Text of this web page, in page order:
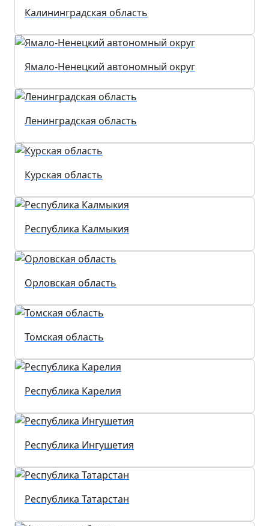
Калининградская область
Ямало-Ненецкий автономный округ
Ленинградская область
Курская область
Республика Калмыкия
Орловская область
Томская область
Республика Карелия
Республика Ингушетия
Республика Татарстан